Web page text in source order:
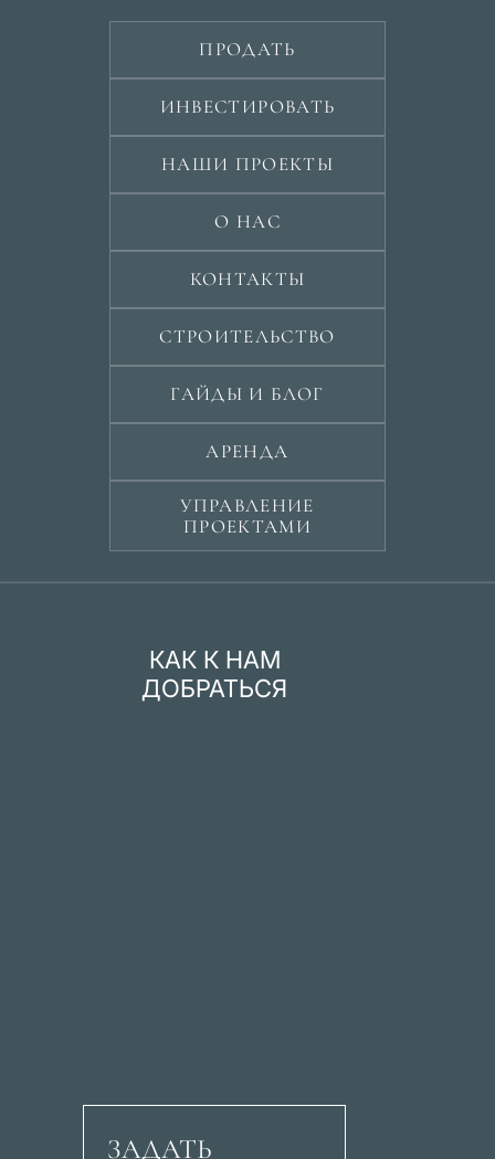
ПРОДАТЬ
ИНВЕСТИРОВАТЬ
НАШИ ПРОЕКТЫ
О НАС
КОНТАКТЫ
СТРОИТЕЛЬСТВО
ГАЙДЫ И БЛОГ
АРЕНДА
УПРАВЛЕНИЕ
ПРОЕКТАМИ
КАК К НАМ
ДОБРАТЬСЯ
ЗАДАТЬ